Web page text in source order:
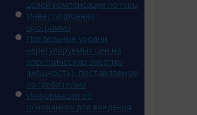
целей компенсации потерь
Инвестиционная
программа
Предельные уровни
нерегулируемых цен на
электрическую энергию
(мощность), поставляемую
потребителям
Информация об
основаниях для введения